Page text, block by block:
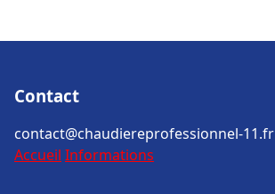
Contact
contact@chaudiereprofessionnel-11.fr
Accueil Informations